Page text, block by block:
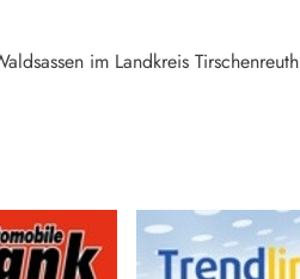
im Landkreis Tirschenreuth